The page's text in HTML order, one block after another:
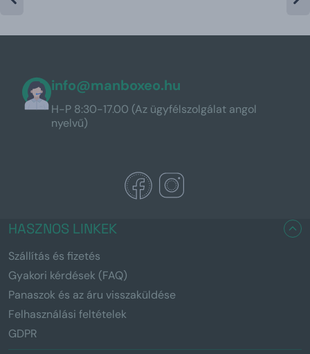
info@manboxeo.hu
H-P 8:30-17.00 (Az ügyfélszolgálat angol
nyelvű)
HASZNOS LINKEK
Szállítás és fizetés
Gyakori kérdések (FAQ)
Panaszok és az áru visszaküldése
Felhasználási feltételek
GDPR